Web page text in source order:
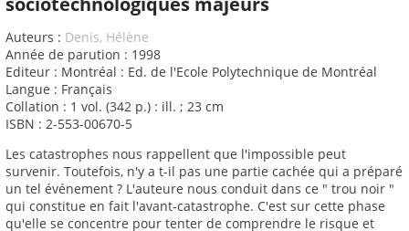
Auteurs : Denis, Hélène
Année de parution : 1998
Editeur : Montréal : Ed. de l'Ecole Polytechnique de Montréal
Langue : Français
Collation : 1 vol. (342 p.) : ill. ; 23 cm
ISBN : 2-553-00670-5
Les catastrophes nous rappellent que l'impossible peut
survenir. Toutefois, n'y a t-il pas une partie cachée qui a préparé
un tel événement ? L'auteure nous conduit dans ce " trou noir "
qui constitue en fait l'avant-catastrophe. C'est sur cette phase
qu'elle se concentre pour tenter de comprendre le risque et